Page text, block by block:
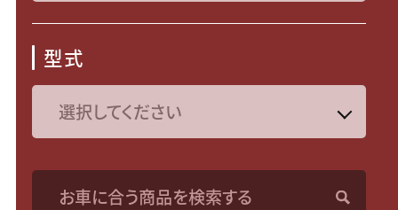
型式
お車に合う商品を検索する